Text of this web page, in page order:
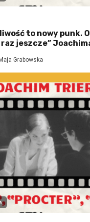
to nowy punk.
jeszcze”
Maja Grabowska